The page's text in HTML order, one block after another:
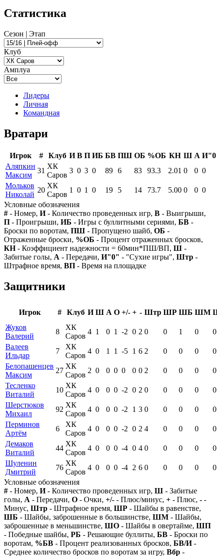
Статистика
Сезон | Этап
Клуб
Амплуа
Лидеры
Личная
Командная
Вратари
Игрок # Клуб И В П ИБ БВ ПШ ОБ %ОБ КН Ш А
Аляпкин
Максим
31
ХК
Саров
3 0 3 0 89 6 83 93.3 2.01 0 0 0
Мольков
Николай
20
ХК
Саров
1 0 1 0 19 5 14 73.7 5.00 0 0 0
Условные обозначения
# - Номер, И- Количество проведенных игр, В - Выигрыши,
П - Проигрыши, ИБ - Игры с буллитными сериями, БВ -
Броски по воротам, ПШ - Пропущено шайб, ОБ -
Отраженные броски, %ОБ - Процент отраженных бросков,
КН- Коэффициент надежности = 60мин*ПШ/ВП, Ш -
Забитые голы, А - Передачи, И"0" - "Сухие игры", Штр -
Штрафное время, ВП - Время на площадке
Защитники
Игрок # Клуб И Ш А О +/- + - Штр ШР ШБ ШМ
Жуков
Валерий
8
ХК
Саров
4 1 0 1 -2 0 2 0 0 1 0
0
Валеев
Ильдар
7
ХК
Саров
4 0 1 1 -5 1 6 2 0 0 0
0
Белопашенцев
Максим
27
ХК
Саров
2 0 0 0 0 0 0 2 0 0 0
0
Тесленко
Виталий
10
ХК
Саров
4 0 0 0 -2 0 2 0 0 0 0
0
Шерстюков
Михаил
92
ХК
Саров
4 0 0 0 -2 1 3 0 0 0 0
0
Перминов
Артём
6
ХК
Саров
4 0 0 0 -2 0 2 4 0 0 0
0
Демаков
Виталий
44
ХК
Саров
4 0 0 0 -4 0 4 0 0 0 0
0
Шуленин
Дмитрий
76
ХК
Саров
4 0 0 0 -4 2 6 0 0 0 0
0
Условные обозначения
# - Номер, И- Количество проведенных игр, Ш - Забитые
голы, А - Передачи, О - Очки, +/- - Плюс/минус, + - Плюс, - -
Минус, Штр - Штрафное время, ШР - Шайбы в равенстве,
ШБ - Шайбы, заброшенные в большинстве, ШМ - Шайбы,
заброшенные в меньшинстве, ШО - Шайбы в овертайме, ШП
- Победные шайбы, РБ - Решающие буллиты, БВ - Броски по
воротам, %БВ - Процент реализованных бросков, БВ/И-
Среднее количество бросков по воротам за игру, Вбр -